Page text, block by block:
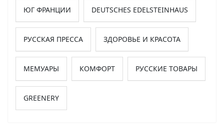
ЮГ ФРАНЦИИ DEUTSCHES EDELSTEINHAUS
РУССКАЯ ПРЕССА ЗДОРОВЬЕ И КРАСОТА
МЕМУАРЫ КОМФОРТ РУССКИЕ ТОВАРЫ
GREENERY